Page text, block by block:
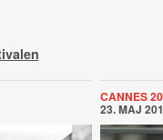
CANNES
23. MAJ